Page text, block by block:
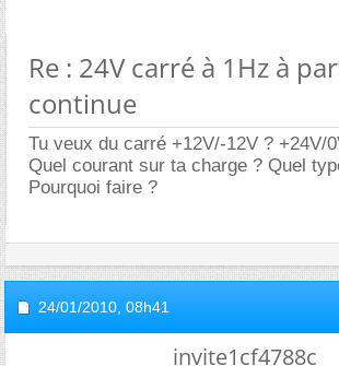
Re : 24V carré à 1Hz à
continue
Tu veux du carré +12V/-12V ? +24V/
Quel courant sur ta charge ? Quel
Pourquoi faire ?
24/01/2010, 08h41
invite1cf4788c